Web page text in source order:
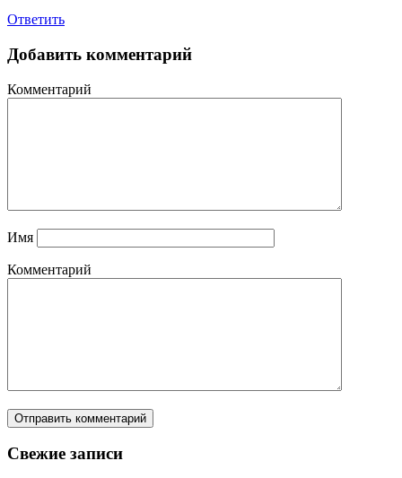
Ответить
Добавить комментарий
Комментарий
Имя
Комментарий
Свежие записи